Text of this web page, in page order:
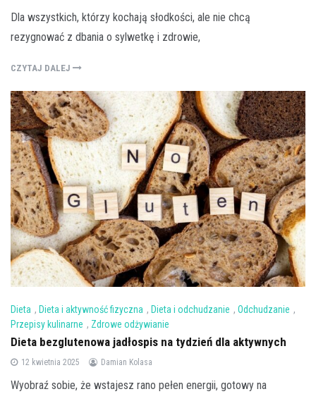
Dla wszystkich, którzy kochają słodkości, ale nie chcą
rezygnować z dbania o sylwetkę i zdrowie,
CZYTAJ DALEJ
Dieta , Dieta i aktywność fizyczna , Dieta i odchudzanie , Odchudzanie ,
Przepisy kulinarne , Zdrowe odżywianie
Dieta bezglutenowa jadłospis na tydzień dla aktywnych
12 kwietnia 2025 Damian Kolasa
Wyobraź sobie, że wstajesz rano pełen energii, gotowy na